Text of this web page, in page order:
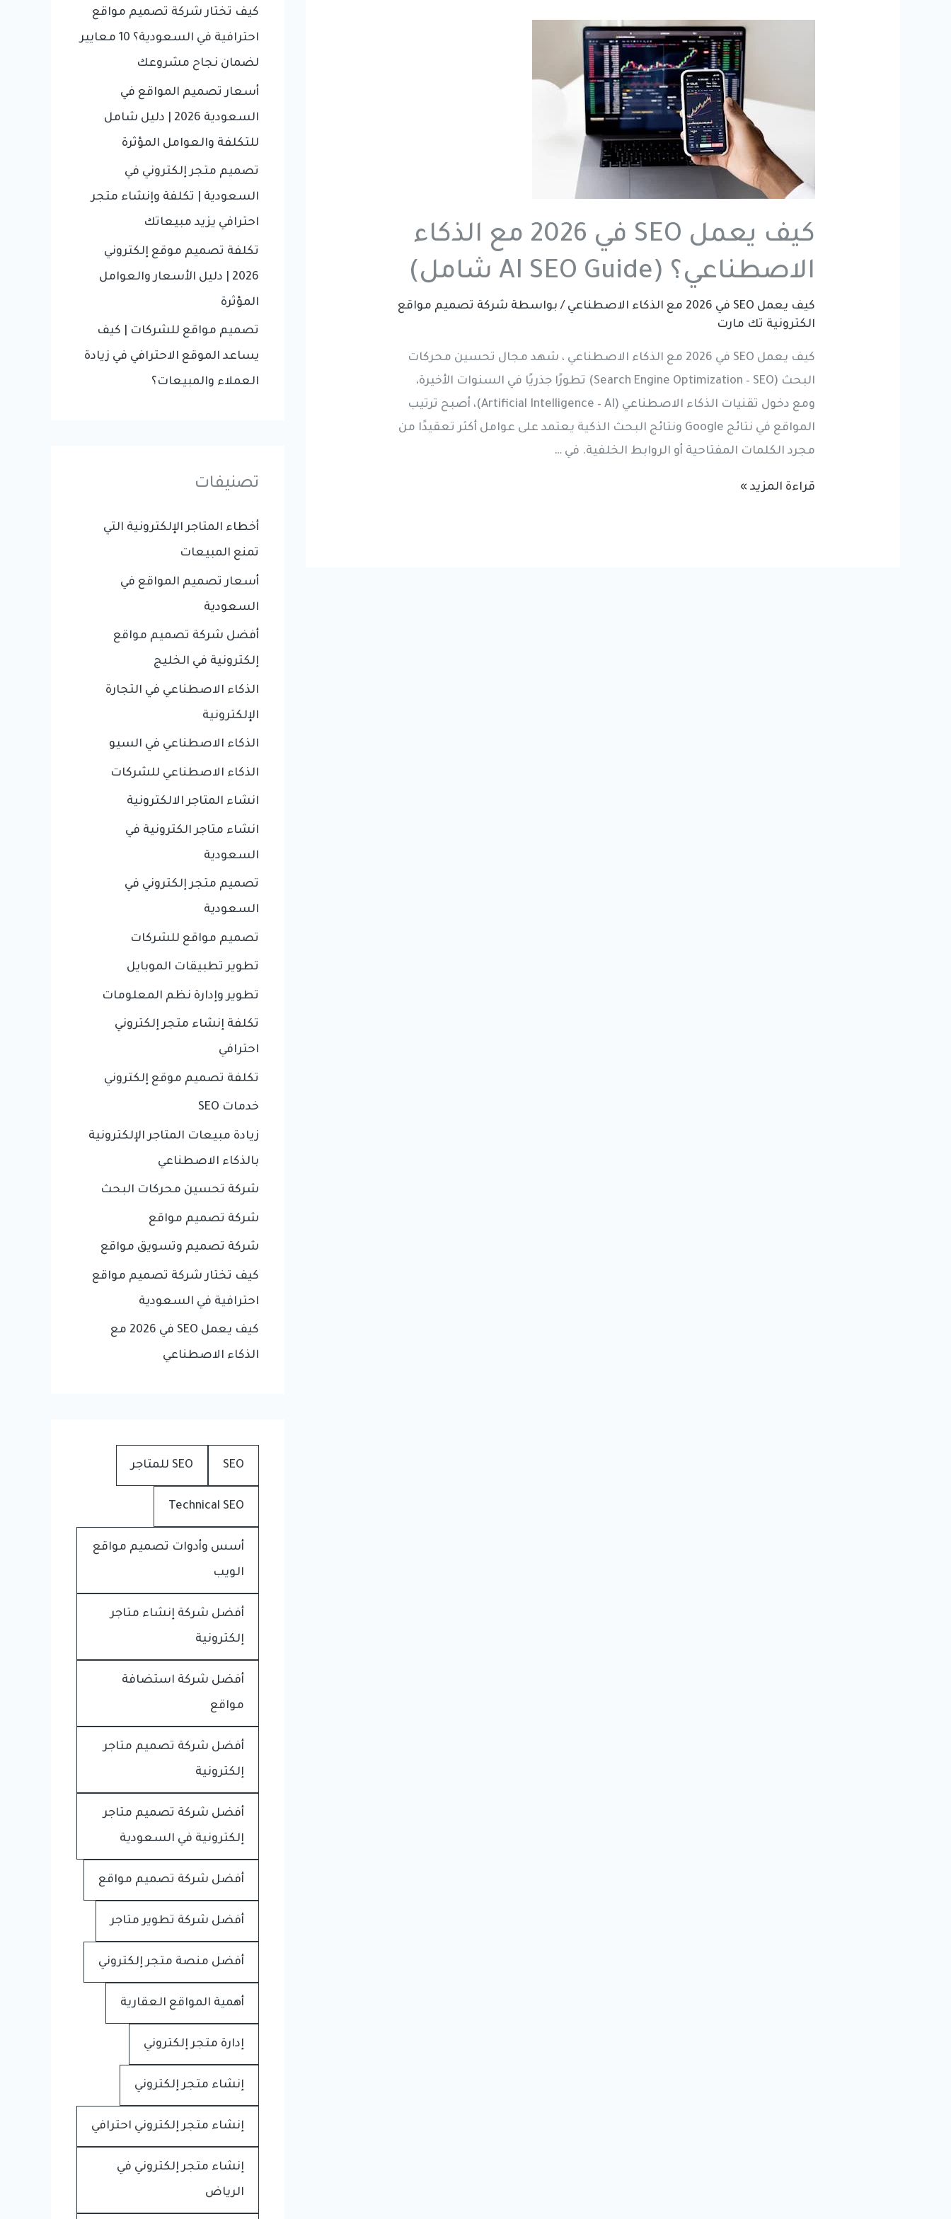
كيف يعمل SEO في 2026 مع الذكاء
الاصطناعي؟ (AI SEO Guide شامل)
كيف يعمل SEO في 2026 مع الذكاء الاصطناعي / بواسطة شركة تصميم مواقع
الكترونية تك مارت
كيف يعمل SEO في 2026 مع الذكاء الاصطناعي ، شهد مجال تحسين محركات
البحث (Search Engine Optimization – SEO) تطورًا جذريًا في السنوات الأخيرة،
ومع دخول تقنيات الذكاء الاصطناعي (Artificial Intelligence – AI)، أصبح ترتيب
المواقع في نتائج Google ونتائج البحث الذكية يعتمد على عوامل أكثر تعقيدًا من
مجرد الكلمات المفتاحية أو الروابط الخلفية. في …
كيف
قراءة المزيد »
f
o
r
:
كيف تختار شركة تصميم مواقع
احترافية في السعودية؟ 10 معايير
لضمان نجاح مشروعك
أسعار تصميم المواقع في
السعودية 2026 | دليل شامل
للتكلفة والعوامل المؤثرة
تصميم متجر إلكتروني في
السعودية | تكلفة وإنشاء متجر
احترافي يزيد مبيعاتك
تكلفة تصميم موقع إلكتروني
2026 | دليل الأسعار والعوامل
المؤثرة
تصميم مواقع للشركات | كيف
يساعد الموقع الاحترافي في زيادة
العملاء والمبيعات؟
تصنيفات
أخطاء المتاجر الإلكترونية التي
تمنع المبيعات
أسعار تصميم المواقع في
السعودية
أفضل شركة تصميم مواقع
إلكترونية في الخليج
الذكاء الاصطناعي في التجارة
الإلكترونية
الذكاء الاصطناعي في السيو
الذكاء الاصطناعي للشركات
انشاء المتاجر الالكترونية
انشاء متاجر الكترونية في
السعودية
تصميم متجر إلكتروني في
السعودية
تصميم مواقع للشركات
تطوير تطبيقات الموبايل
تطوير وإدارة نظم المعلومات
تكلفة إنشاء متجر إلكتروني
احترافي
تكلفة تصميم موقع إلكتروني
خدمات SEO
زيادة مبيعات المتاجر الإلكترونية
بالذكاء الاصطناعي
شركة تحسين محركات البحث
شركة تصميم مواقع
شركة تصميم وتسويق مواقع
كيف تختار شركة تصميم مواقع
احترافية في السعودية
كيف يعمل SEO في 2026 مع
الذكاء الاصطناعي
SEO SEO للمتاجر
Technical SEO
أسس وأدوات تصميم مواقع
الويب
أفضل شركة إنشاء متاجر
إلكترونية
أفضل شركة استضافة
مواقع
أفضل شركة تصميم متاجر
إلكترونية
أفضل شركة تصميم متاجر
إلكترونية في السعودية
أفضل شركة تصميم مواقع
أفضل شركة تطوير متاجر
أفضل منصة متجر إلكتروني
أهمية المواقع العقارية
إدارة متجر إلكتروني
إنشاء متجر إلكتروني
إنشاء متجر إلكتروني احترافي
إنشاء متجر إلكتروني في
الرياض